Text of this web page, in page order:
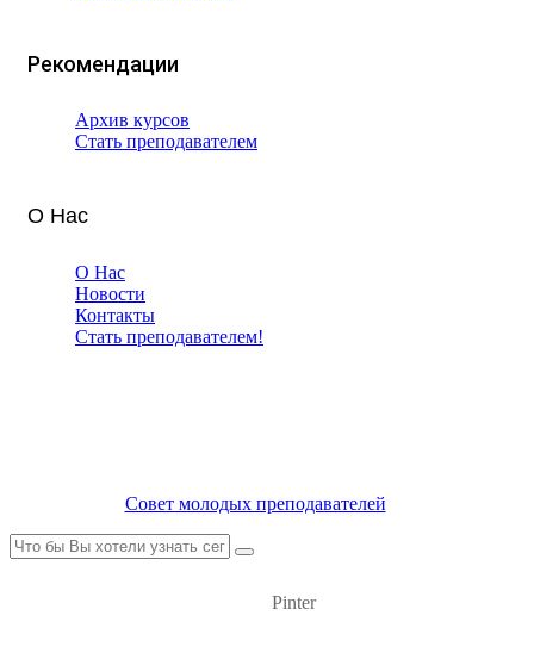
Рекомендации
Архив курсов
Стать преподавателем
О Нас
О Нас
Новости
Контакты
Стать преподавателем!
Совет молодых преподавателей
Pinter